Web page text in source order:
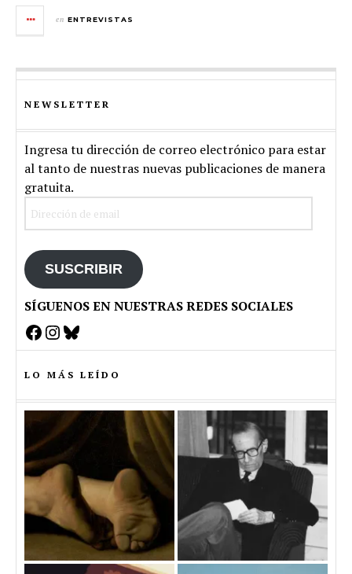
en ENTREVISTAS
NEWSLETTER
Ingresa tu dirección de correo electrónico para estar
al tanto de nuestras nuevas publicaciones de manera
gratuita.
SUSCRIBIR
SÍGUENOS EN NUESTRAS REDES SOCIALES
Facebook
Instagram
Bluesky
LO MÁS LEÍDO